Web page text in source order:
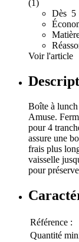
(1)
Dès 5
Voir l'article
Boîte à
Amuse.
pour 4
assure une
frais plus
vaisselle
pour
Référence :
Quantité